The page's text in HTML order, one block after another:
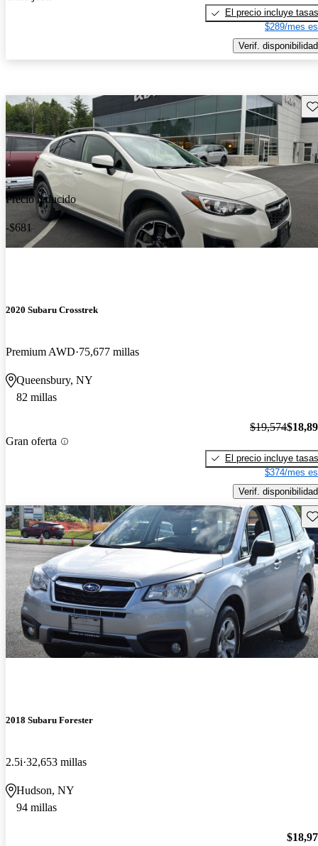
El precio incluye tasas
$289/mes
Verif. disponibilidad
Precio reducido
-$681
2020 Subaru Crosstrek
Premium AWD 75,677 millas
Queensbury, NY
82 millas
Gran oferta
$19,574
El precio incluye tasas
$374/mes
Verif. disponibilidad
2018 Subaru Forester
2.5i 32,653 millas
Hudson, NY
94 millas